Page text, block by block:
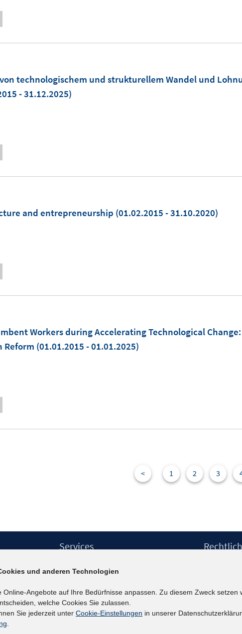
technologischem und strukturellem Wandel und
- 31.12.2025)
and entrepreneurship (01.02.2015 - 31.10.2020)
Workers during Accelerating Technological
Reform (01.01.2015 - 01.01.2025)
< 1 2 3
Leitbild
Services
IAB-Newsletter
Kontakt
Erklärung
und anderen Technologien
Online-Angebote auf Ihre Bedürfnisse anpassen. Zu diesem Zweck setzen
welche Cookies Sie zulassen.
Sie jederzeit unter Cookie-Einstellungen in unserer
.